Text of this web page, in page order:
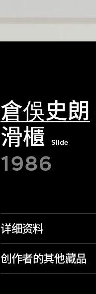
倉俁史朗
滑櫃 Slide
1986
详细资料
创作者的其他藏品